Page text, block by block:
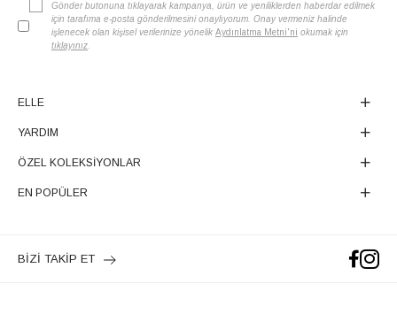
Gönder butonuna tıklayarak kampanya, ürün ve yeniliklerden haberdar edilmek
için tarafıma e-posta gönderilmesini onaylıyorum. Onay vermeniz halinde
işlenecek olan kişisel verilerinize yönelik Aydınlatma Metni'ni okumak için
tıklayınız
ELLE
YARDIM
ÖZEL KOLEKSİYONLAR
EN POPÜLER
BİZİ TAKİP ET